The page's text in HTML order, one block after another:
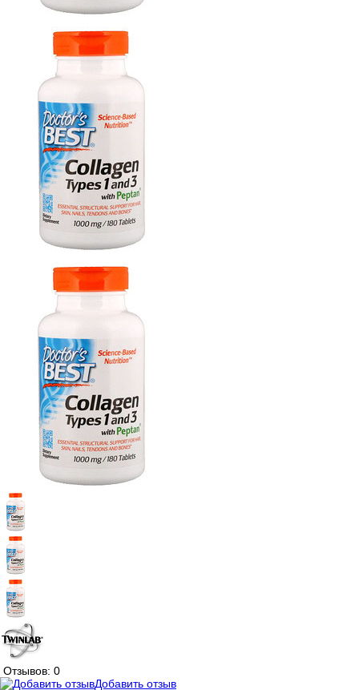
Отзывов: 0
Добавить отзыв